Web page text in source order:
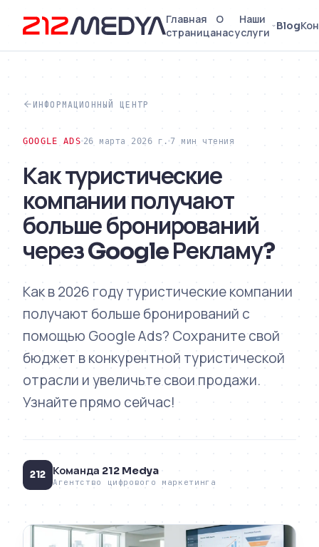
Главная
страница
О
нас
Наши
услуги
Blog
ИНФОРМАЦИОННЫЙ ЦЕНТР
GOOGLE ADS 26 марта 2026 г. 7 мин чтения
Как туристические
компании получают
больше бронирований
через Google Рекламу?
Как в 2026 году туристические компании
получают больше бронирований с
помощью Google Ads? Сохраните свой
бюджет в конкурентной туристической
отрасли и увеличьте свои продажи.
Узнайте прямо сейчас!
212 Команда 212 Medya
Агентство цифрового маркетинга